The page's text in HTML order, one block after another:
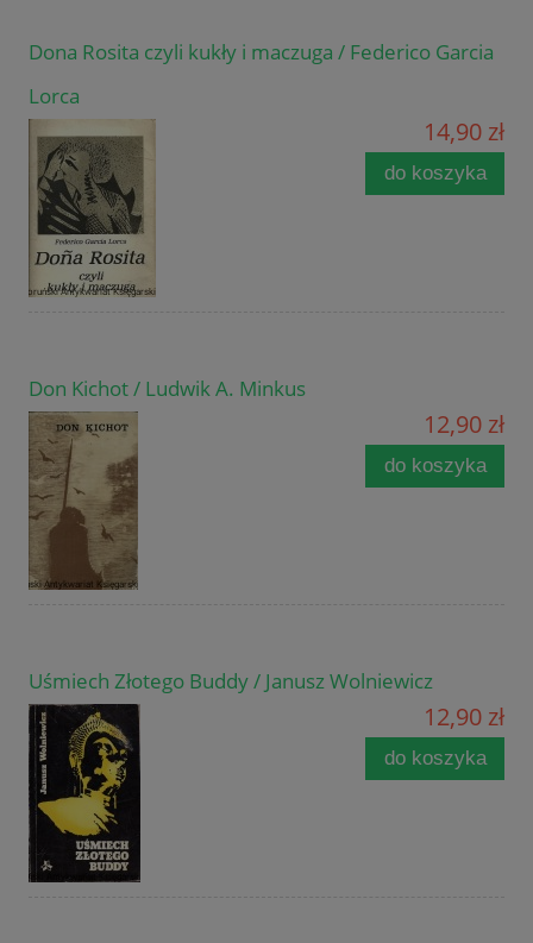
Dona Rosita czyli kukły i maczuga / Federico Garcia
Lorca
14,90 zł
do koszyka
Don Kichot / Ludwik A. Minkus
12,90 zł
do koszyka
Uśmiech Złotego Buddy / Janusz Wolniewicz
12,90 zł
do koszyka